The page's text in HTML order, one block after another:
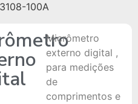
100A
Micrômetro
externo digital ,
para medições
de
comprimentos e